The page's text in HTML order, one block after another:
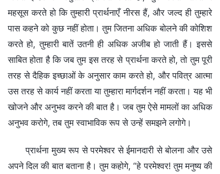
महसूस करते हो कि तुम्हारी प्रार्थनाएँ नीरस हैं, और जल्द ही तुम्हारे
पास कहने को कुछ नहीं होता। तुम जितना अधिक बोलने की कोशिश
करते हो, तुम्हारी बातें उतनी ही अधिक अजीब हो जाती हैं। इससे
साबित होता है कि जब तुम इस तरह से प्रार्थना करते हो, तो तुम पूरी
तरह से दैहिक इच्छाओं के अनुसार काम करते हो, और पवित्र आत्मा
उस तरह से कार्य नहीं करता या तुम्हारा मार्गदर्शन नहीं करता। यह भी
खोजने और अनुभव करने की बात है। जब तुम ऐसे मामलों का अधिक
अनुभव करोगे, तब तुम स्वाभाविक रूप से उन्हें समझने लगोगे।
प्रार्थना मुख्य रूप से परमेश्वर से ईमानदारी से बोलना और उसे
अपने दिल की बात बताना है। तुम कहोगे, “हे परमेश्वर! तुम मनुष्य की